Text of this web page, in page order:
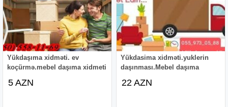
Yükdaşıma xidməti. ev
koçürmə.mebel daşıma xidmeti
5 AZN
Yükdasima xidməti.yuklerin
daşınması.Mebel daşıma
22 AZN